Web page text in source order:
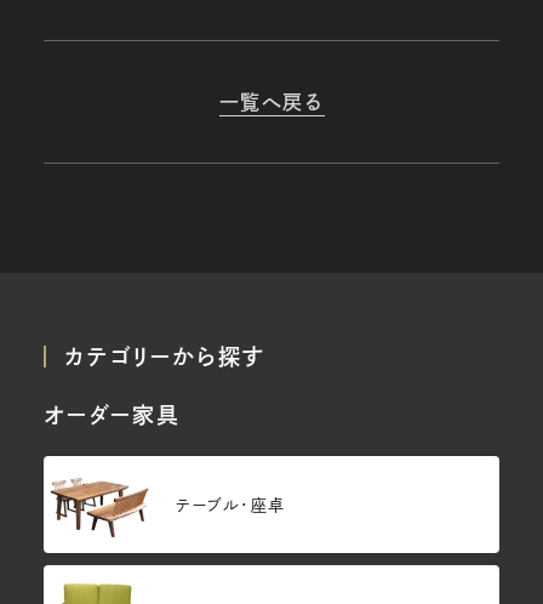
一覧へ戻る
カテゴリーから探す
オーダー家具
テーブル・座卓